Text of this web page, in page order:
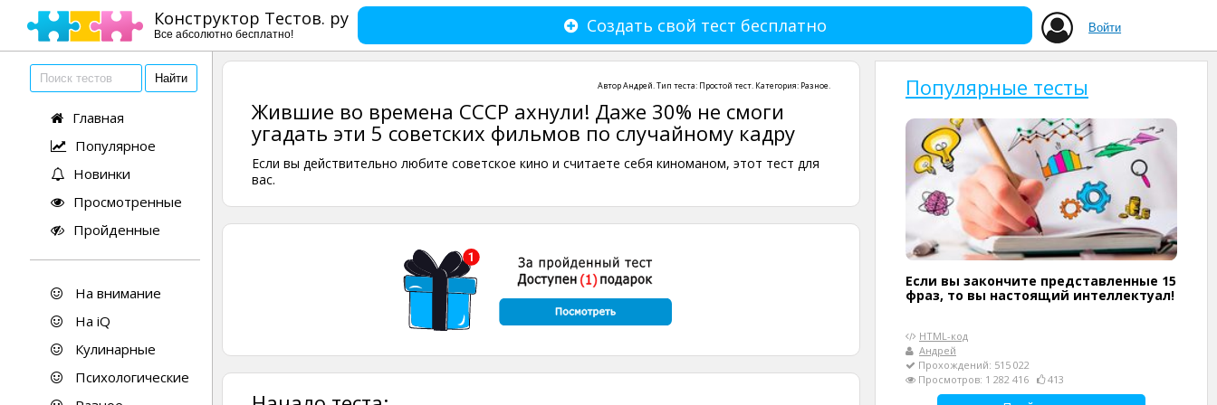
Конструктор Тестов. ру
Все абсолютно бесплатно! Войти
Создать свой тест бесплатно
Главная
Популярное
Новинки
Просмотренные
Пройденные
На внимание
На iQ
Кулинарные
Психологические
АвторАндрей. Тип теста: Простой тест. Категория: Разное.
Жившие во времена СССР ахнули! Даже 30% не смоги
угадать эти 5 советских фильмов по случайному кадру
Если вы действительно любите советское кино и считаете себя киноманом, этот тест для
вас.
Популярные тесты
Если вы закончите представленные 15
фраз, то вы настоящий интеллектуал!
HTML-код
Андрей
Прохождений: 515 022
Просмотров: 1 282 416
413